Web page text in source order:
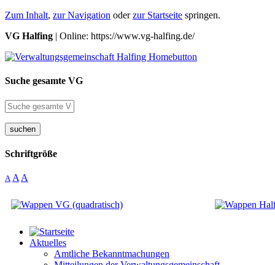
Zum Inhalt, zur Navigation oderzur Startseite springen.
VG Halfing | Online: https://www.vg-halfing.de/
Suche gesamte VG
suchen
Schriftgröße
A A A
Aktuelles
Amtliche Bekanntmachungen